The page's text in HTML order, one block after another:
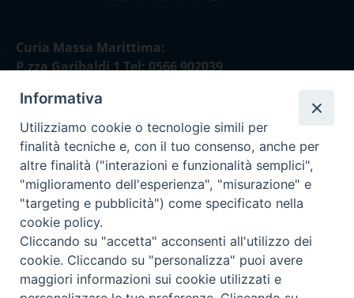
Curia Massa Marittima:
P.zza Garibaldi 1 Tel: 0566 902039
Curia Piombino:
Via Don Minzoni,58/A Tel e Fax: 0565 32036
E-mail:
curia@diocesimassamarittima.it
Informativa
Utilizziamo cookie o tecnologie simili per
finalità tecniche e, con il tuo consenso, anche per
altre finalità ("interazioni e funzionalità semplici",
"miglioramento dell'esperienza", "misurazione" e
"targeting e pubblicità") come specificato nella
cookie policy.
Cliccando su "accetta" acconsenti all'utilizzo dei
cookie. Cliccando su "personalizza" puoi avere
maggiori informazioni sui cookie utilizzati e